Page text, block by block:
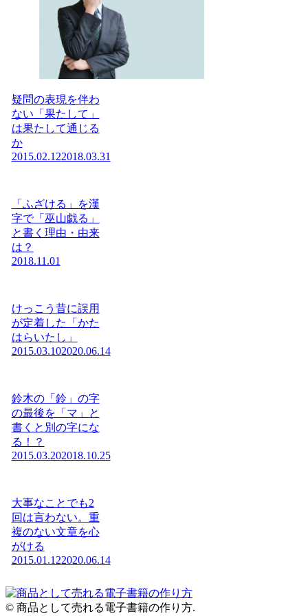
疑問の表現を伴わ
ない「果たして」
は果たして通じる
か
2015.02.122018.03.31
「ふざける」を漢
字で「巫山戯る」
と書く理由・由来
は？
2018.11.01
けっこう昔に誤用
が定着した「かた
はらいたし」
2015.03.102020.06.14
鈴木の「鈴」の字
の最後を「マ」と
書くと別の字にな
る！？
2015.03.202018.10.25
大事なことでも2
回は言わない。重
複のない文章を心
がける
2015.01.122020.06.14
© 商品として売れる電子書籍の作り方.